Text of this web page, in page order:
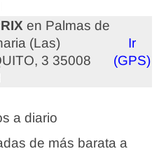
en Palmas de
(Las)
3 35008
Ir
(GPS)
a diario
de más barata a